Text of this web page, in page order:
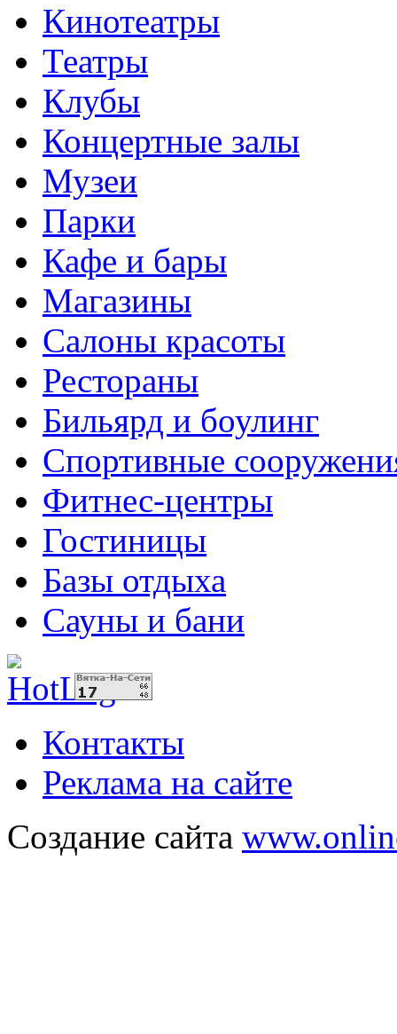
Кинотеатры
Театры
Клубы
Концертные залы
Музеи
Парки
Кафе и бары
Магазины
Салоны красоты
Рестораны
Бильярд и боулинг
Спортивные
Фитнес-центры
Гостиницы
Базы отдыха
Сауны и бани
Контакты
Реклама на сайте
Создание сайта